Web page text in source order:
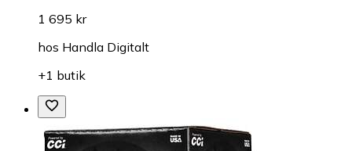
1 695 kr
hos Handla Digitalt
+1 butik